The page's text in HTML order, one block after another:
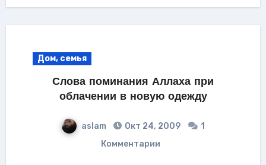
Дом, семья
Слова поминания Аллаха при
облачении в новую одежду
aslam Окт 24, 2009
1
Комментарии